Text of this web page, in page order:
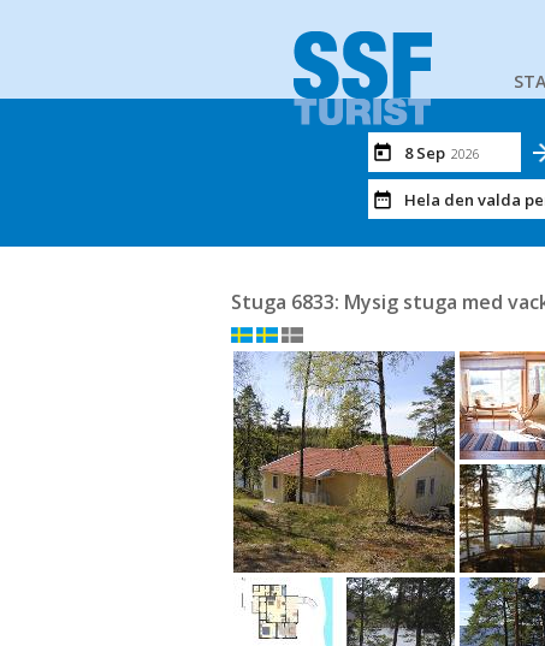
8 Sep 2026
Hela den valda
Stuga 6833: Mysig stuga med